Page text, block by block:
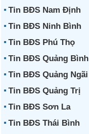
Tin BĐS Nam Định
Tin BĐS Ninh Bình
Tin BĐS Phú Thọ
Tin BĐS Quảng Bình
Tin BĐS Quảng Ngãi
Tin BĐS Quảng Trị
Tin BĐS Sơn La
Tin BĐS Thái Bình